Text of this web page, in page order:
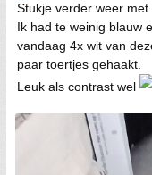
Stukje verder weer
Ik had te weinig blauw
vandaag 4x wit van
paar toertjes gehaakt.
Leuk als contrast wel